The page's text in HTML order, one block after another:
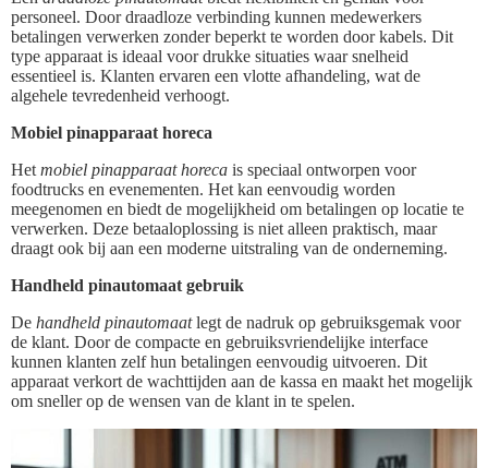
personeel. Door draadloze verbinding kunnen medewerkers
betalingen verwerken zonder beperkt te worden door kabels. Dit
type apparaat is ideaal voor drukke situaties waar snelheid
essentieel is. Klanten ervaren een vlotte afhandeling, wat de
algehele tevredenheid verhoogt.
Mobiel pinapparaat horeca
Het mobiel pinapparaat horeca is speciaal ontworpen voor
foodtrucks en evenementen. Het kan eenvoudig worden
meegenomen en biedt de mogelijkheid om betalingen op locatie te
verwerken. Deze betaaloplossing is niet alleen praktisch, maar
draagt ook bij aan een moderne uitstraling van de onderneming.
Handheld pinautomaat gebruik
De handheld pinautomaatlegt de nadruk op gebruiksgemak voor
de klant. Door de compacte en gebruiksvriendelijke interface
kunnen klanten zelf hun betalingen eenvoudig uitvoeren. Dit
apparaat verkort de wachttijden aan de kassa en maakt het mogelijk
om sneller op de wensen van de klant in te spelen.